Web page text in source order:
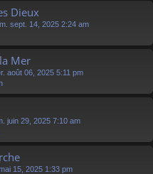
Dieux
sept. 14, 2025 2:24 am
Mer
août 06, 2025 5:11 pm
juin 29, 2025 7:10 am
15, 2025 1:33 pm